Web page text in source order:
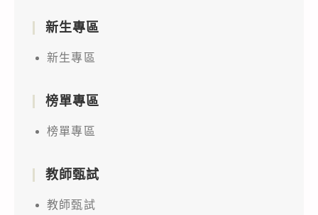
新生專區
新生專區
榜單專區
榜單專區
教師甄試
教師甄試